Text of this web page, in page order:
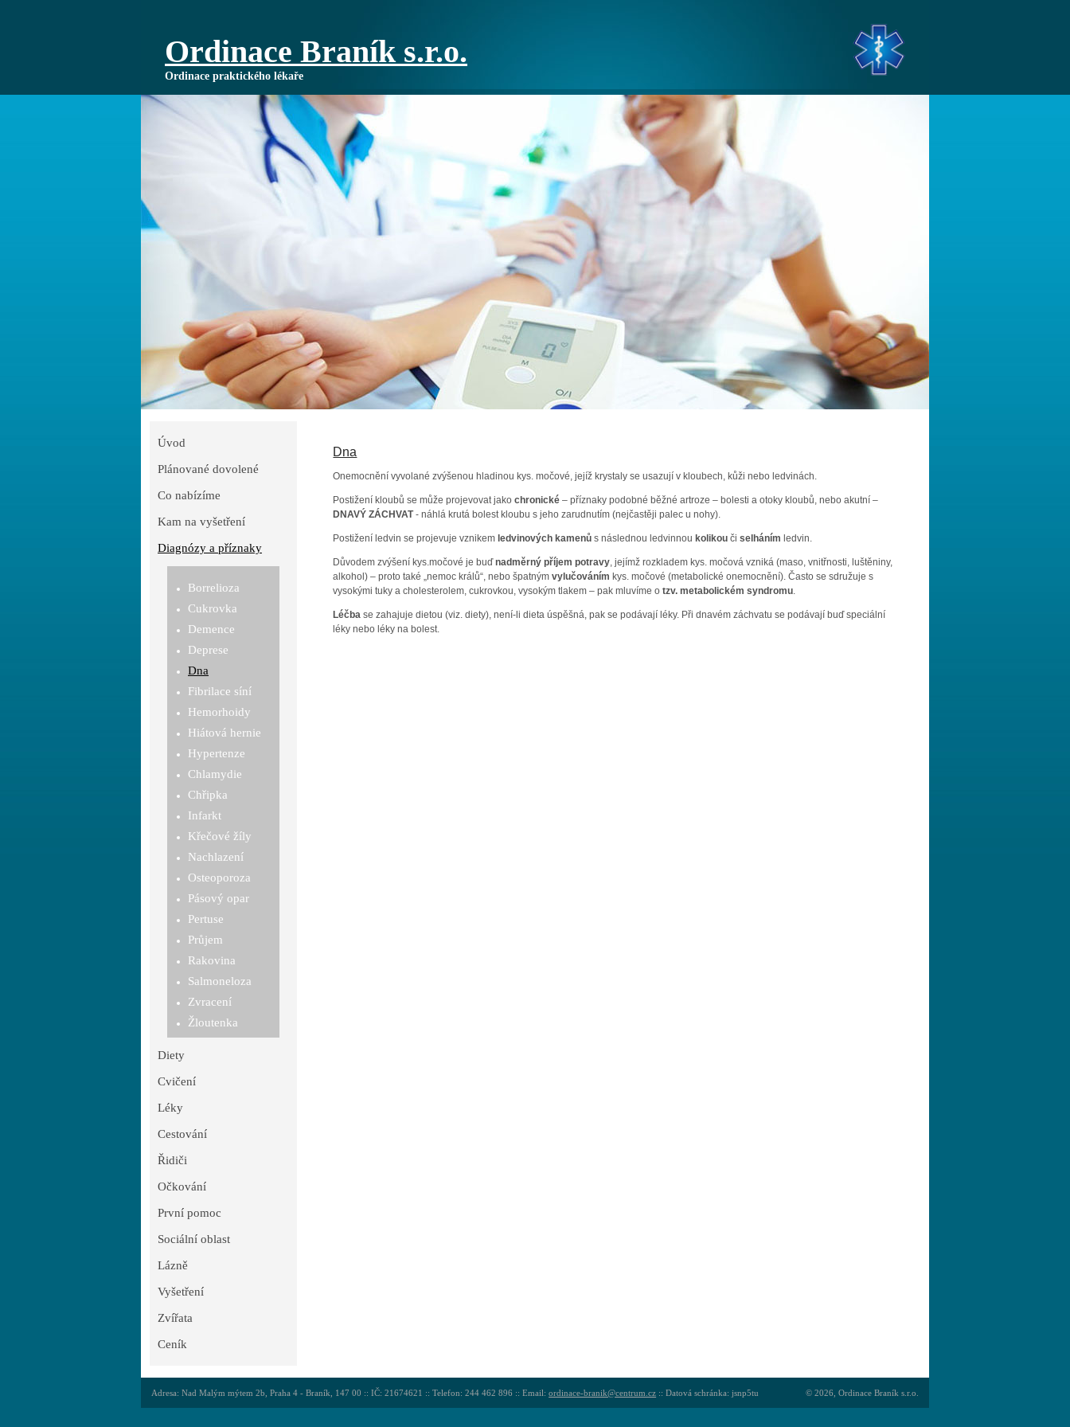
Ordinace Braník s.r.o.
Ordinace praktického lékaře
Úvod
Plánované dovolené
Co nabízíme
Kam na vyšetření
Diagnózy a příznaky
Borrelioza
Cukrovka
Demence
Deprese
Dna
Fibrilace síní
Hemorhoidy
Hiátová hernie
Hypertenze
Chlamydie
Chřipka
Infarkt
Křečové žíly
Nachlazení
Osteoporoza
Pásový opar
Pertuse
Průjem
Rakovina
Salmoneloza
Zvracení
Žloutenka
Diety
Cvičení
Léky
Cestování
Řidiči
Očkování
První pomoc
Sociální oblast
Lázně
Vyšetření
Zvířata
Ceník
Dna
Onemocnění vyvolané zvýšenou hladinou kys. močové, jejíž krystaly se usazují v kloubech, kůži nebo ledvinách.
Postižení kloubů se může projevovat jakochronické – příznaky podobné běžné artroze – bolesti a otoky kloubů, nebo akutní –
DNAVÝ ZÁCHVAT- náhlá krutá bolest kloubu s jeho zarudnutím (nejčastěji palec u nohy).
Postižení ledvin se projevuje vznikem ledvinových kamenů s následnou ledvinnou kolikou čiselháním ledvin.
Důvodem zvýšení kys.močové je buďnadměrný příjem potravy, jejímž rozkladem kys. močová vzniká (maso, vnitřnosti, luštěniny,
alkohol) – proto také „nemoc králů“, nebo špatnýmvylučováním kys. močové (metabolické onemocnění). Často se sdružuje s
vysokými tuky a cholesterolem, cukrovkou, vysokým tlakem – pak mluvíme otzv. metabolickém syndromu.
Léčba se zahajuje dietou (viz. diety), není-li dieta úspěšná, pak se podávají léky. Při dnavém záchvatu se podávají buď speciální
léky nebo léky na bolest.
© 2026, Ordinace Braník s.r.o.
Adresa: Nad Malým mýtem 2b, Praha 4 - Braník, 147 00 :: IČ: 21674621 :: Telefon: 244 462 896 :: Email:ordinace-branik@centrum.cz :: Datová schránka: jsnp5tu